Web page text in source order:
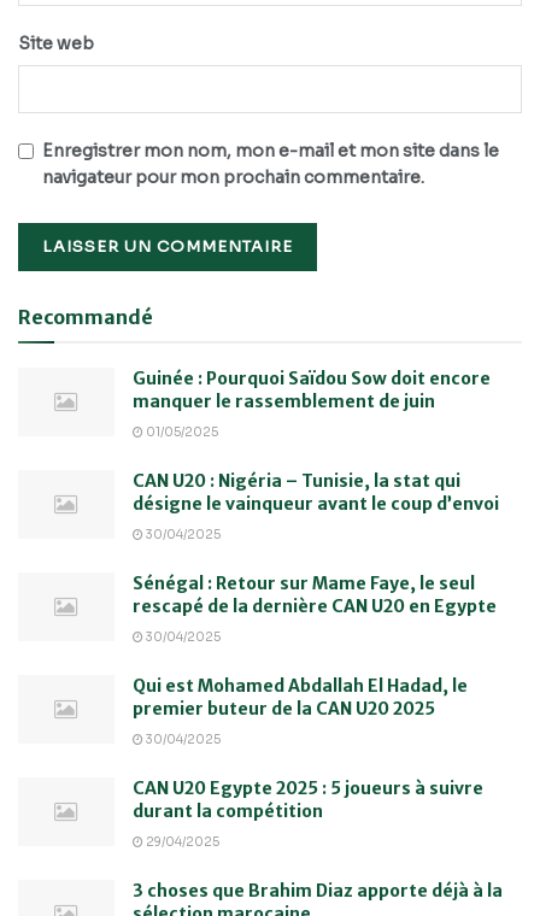
Site web
Enregistrer mon nom, mon e-mail et mon site dans le
navigateur pour mon prochain commentaire.
Recommandé
Guinée : Pourquoi Saïdou Sow doit encore
manquer le rassemblement de juin
01/05/2025
CAN U20 : Nigéria – Tunisie, la stat qui
désigne le vainqueur avant le coup d’envoi
30/04/2025
Sénégal : Retour sur Mame Faye, le seul
rescapé de la dernière CAN U20 en Egypte
30/04/2025
Qui est Mohamed Abdallah El Hadad, le
premier buteur de la CAN U20 2025
30/04/2025
CAN U20 Egypte 2025 : 5 joueurs à suivre
durant la compétition
29/04/2025
3 choses que Brahim Diaz apporte déjà à la